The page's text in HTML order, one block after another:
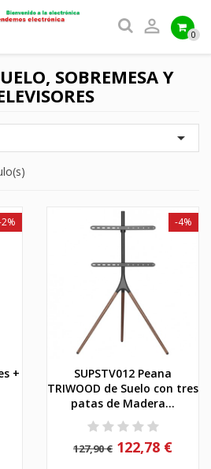
 0
SOBREMESA Y

+
SUPSTV012 Peana
TRIWOOD de Suelo con tres
patas de Madera...
127,90 €
-4%
122,78 €